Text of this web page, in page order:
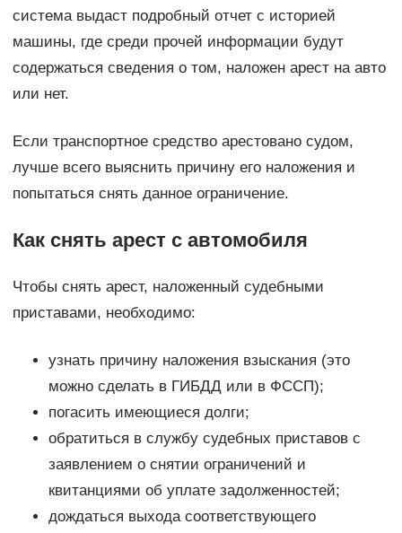
система выдаст подробный отчет с историей
машины, где среди прочей информации будут
содержаться сведения о том, наложен арест на авто
или нет.
Если транспортное средство арестовано судом,
лучше всего выяснить причину его наложения и
попытаться снять данное ограничение.
Как снять арест с автомобиля
Чтобы снять арест, наложенный судебными
приставами, необходимо:
узнать причину наложения взыскания (это
можно сделать в ГИБДД или в ФССП);
погасить имеющиеся долги;
обратиться в службу судебных приставов с
заявлением о снятии ограничений и
квитанциями об уплате задолженностей;
дождаться выхода соответствующего